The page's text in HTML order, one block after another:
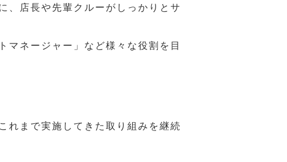
、店長や先輩クルーがしっかりとサ
マネージャー」など様々な役割を目
れまで実施してきた取り組みを継続